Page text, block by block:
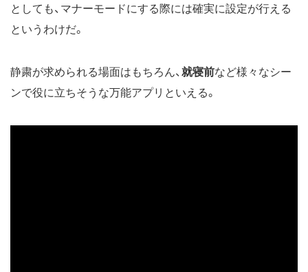
としても、マナーモードにする際には確実に設定が行える
というわけだ。
静粛が求められる場面はもちろん、 就寝前など様々なシー
ンで役に立ちそうな万能アプリといえる。